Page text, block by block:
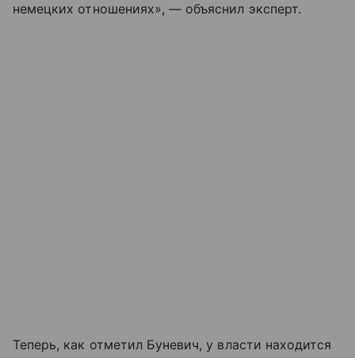
немецких отношениях», — объяснил эксперт.
Теперь, как отметил Буневич, у власти находится